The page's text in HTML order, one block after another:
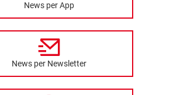
News per App
News per Newsletter